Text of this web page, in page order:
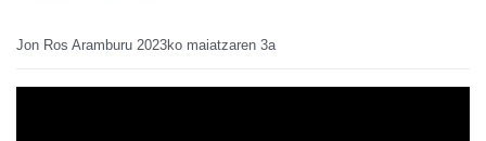
Jon Ros Aramburu 2023ko maiatzaren 3a